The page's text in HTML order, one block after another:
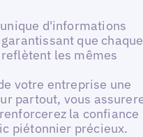
d'informations
que chaque
les mêmes
votre entreprise une
partout, vous
la confiance
piétonnier précieux.